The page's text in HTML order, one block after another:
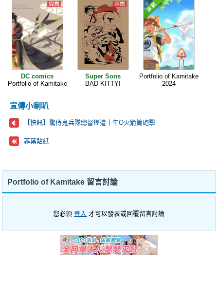
DC comics
Portfolio of Kamitake
Super Sons
BAD KITTY!
Portfolio of Kamitake
2024
宣傳小喇叭
【快訊】驚傳鬼兵隊總督慘遭十年O火箭筒砲擊
菲葉貼紙
Portfolio of Kamitake 留言討論
您必須登入 才可以發表或回覆留言討論